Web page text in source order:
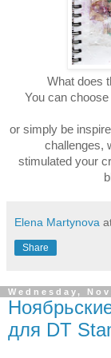
What does
You can
or simply be
challenges,
stimulated your
Elena Martynova
Share
Wednesday,
для DT